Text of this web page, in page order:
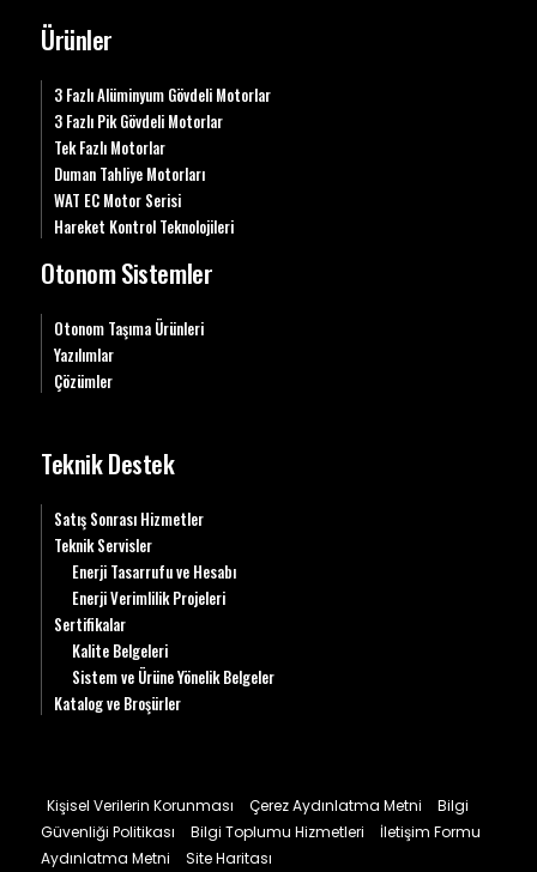
Ürünler
3 Fazlı Alüminyum Gövdeli Motorlar
3 Fazlı Pik Gövdeli Motorlar
Tek Fazlı Motorlar
Duman Tahliye Motorları
WAT EC Motor Serisi
Hareket Kontrol Teknolojileri
Otonom Sistemler
Otonom Taşıma Ürünleri
Yazılımlar
Çözümler
Teknik Destek
Satış Sonrası Hizmetler
Teknik Servisler
Enerji Tasarrufu ve Hesabı
Enerji Verimlilik Projeleri
Sertifikalar
Kalite Belgeleri
Sistem ve Ürüne Yönelik Belgeler
Katalog ve Broşürler
Kişisel Verilerin Korunması Çerez Aydınlatma Metni
Bilgi
Güvenliği Politikası
Bilgi Toplumu Hizmetleri
İletişim Formu
Aydınlatma Metni
Site Haritası